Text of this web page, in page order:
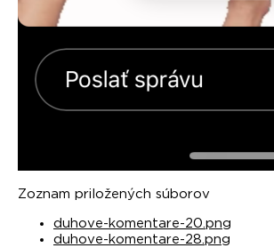
Zoznam priložených súborov
duhove-komentare-20.png
duhove-komentare-28.png